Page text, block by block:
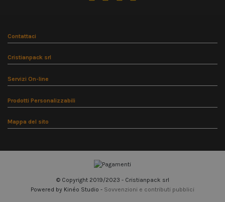
Contattaci
Cristianpack srl
Servizi On-line
Prodotti Personalizzabili
Mappa del sito
© Copyright 2019/2023 - Cristianpack srl
Powered by Kinéo Studio - Sovvenzioni e contributi pubblici